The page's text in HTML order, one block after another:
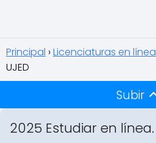
Principal Licenciaturas en línea
UJED
Subir
2025 Estudiar en línea.